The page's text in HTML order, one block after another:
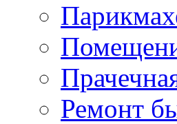
Ремонт